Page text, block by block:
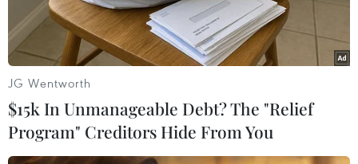
JG Wentworth
$15k In Unmanageable Debt? The "Relief
Program" Creditors Hide From You